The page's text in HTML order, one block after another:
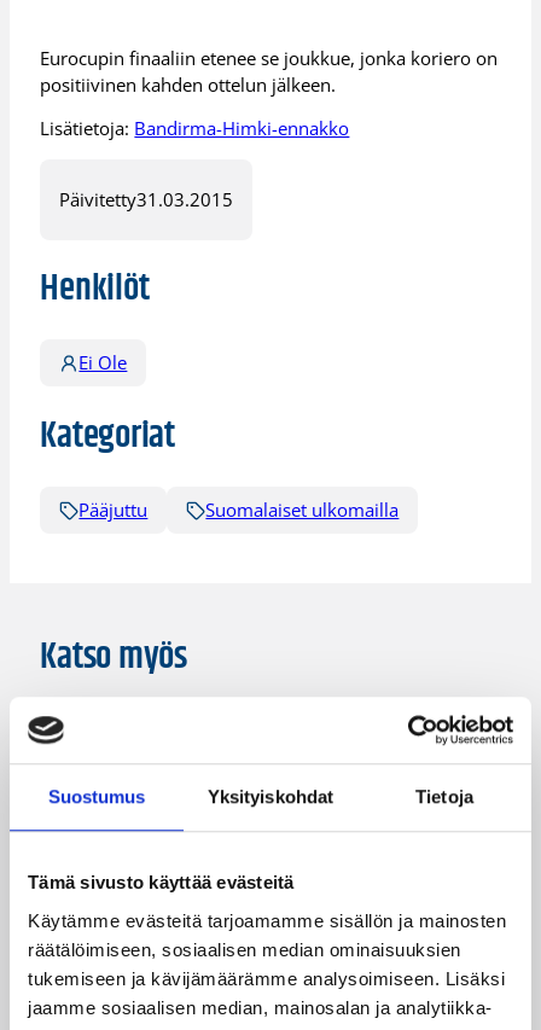
Suostumus Yksityiskohdat Tietoja
Tämä sivusto käyttää evästeitä
Käytämme evästeitä tarjoamamme sisällön ja mainosten
räätälöimiseen, sosiaalisen median ominaisuuksien
tukemiseen ja kävijämäärämme analysoimiseen. Lisäksi
jaamme sosiaalisen median, mainosalan ja analytiikka-
Eurocupin finaaliin etenee se joukkue, jonka koriero on
positiivinen kahden ottelun jälkeen.
Lisätietoja: Bandirma-Himki-ennakko
Päivitetty31.03.2015
Henkilöt
Ei Ole
Kategoriat
Pääjuttu Suomalaiset ulkomailla
Katso myös